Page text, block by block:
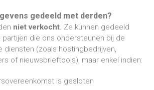
gedeeld met derden?
niet verkocht. Ze kunnen gedeeld
die ons ondersteunen bij de
diensten (zoals hostingbedrijven,
of nieuwsbrieftools), maar enkel indien:
is gesloten